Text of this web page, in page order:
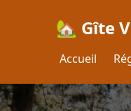
🏡 Gîte
Accueil